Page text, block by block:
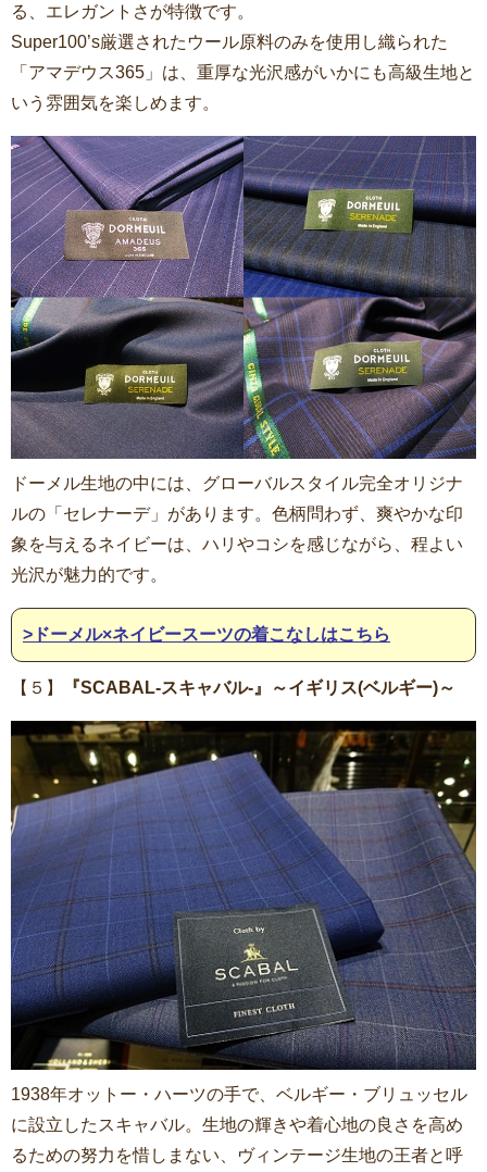
る、エレガントさが特徴です。
Super100’s厳選されたウール原料のみを使用し織られた
「アマデウス365」は、重厚な光沢感がいかにも高級生地と
いう雰囲気を楽しめます。
ドーメル生地の中には、グローバルスタイル完全オリジナ
ルの「セレナーデ」があります。色柄問わず、爽やかな印
象を与えるネイビーは、ハリやコシを感じながら、程よい
光沢が魅力的です。
>ドーメル×ネイビースーツの着こなしはこちら
【５】 『SCABAL-スキャバル-』～イギリス(ベルギー)～
1938年オットー・ハーツの手で、ベルギー・ブリュッセル
に設立したスキャバル。生地の輝きや着心地の良さを高め
るための努力を惜しまない、ヴィンテージ生地の王者と呼